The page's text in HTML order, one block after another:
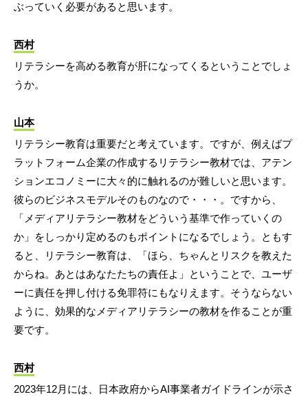
ぶっていく必要があると思います。
西村
リテラシーを高める教育が肝になってくるということでしょ
うか。
山本
リテラシー教育は重要だと考えています。ですが、例えばプ
ラットフォーム企業の作成するリテラシー教材では、アテン
ションエコノミーに大々的に触れるのが難しいと思います。
彼らのビジネスモデルそのものなので・・・。ですから、
「メディアリテラシー教材をどういう基準で作っていくの
か」をしっかり定めるのもポイントになるでしょう。ともす
ると、リテラシー教育は、「ほら、ちゃんとリスクを教えた
からね。あとはあなたたちの責任よ」ということで、ユーザ
ーに責任を押し付ける免罪符にもなりえます。そうならない
ように、効果的なメディアリテラシーの教材を作ることが重
要です。
西村
2023年12月には、日本政府からAI事業者ガイドラインが示さ